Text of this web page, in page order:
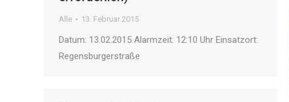
Alle 13. Februar 2015
Datum: 13.02.2015 Alarmzeit: 12:10 Uhr Einsatzort:
Regensburgerstraße